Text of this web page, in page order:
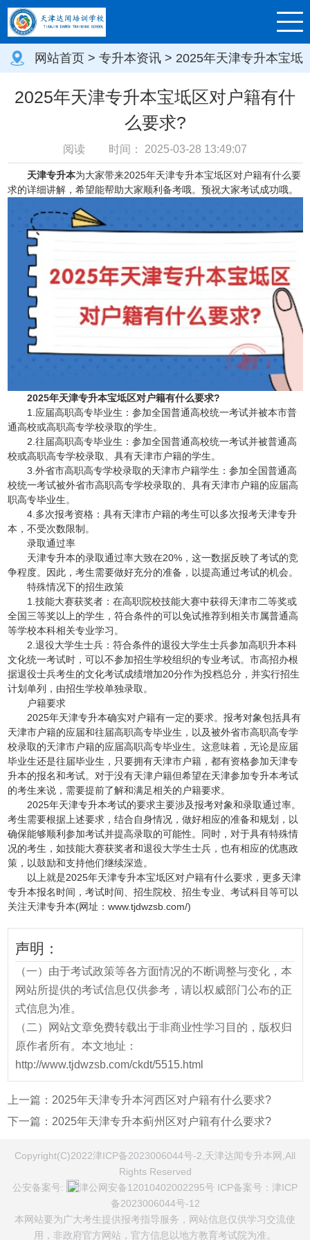
网站首页 > 专升本资讯 > 2025年天津专升本宝坻
区对户籍有什么要求?
2025年天津专升本宝坻区对户籍有什
么要求?
阅读 时间： 2025-03-28 13:49:07
天津专升本为大家带来2025年天津专升本宝坻区对户籍有什么要
求的详细讲解，希望能帮助大家顺利备考哦。预祝大家考试成功哦。
2025年天津专升本宝坻区对户籍有什么要求?
1.应届高职高专毕业生：参加全国普通高校统一考试并被本市普
通高校或高职高专学校录取的学生。
2.往届高职高专毕业生：参加全国普通高校统一考试并被普通高
校或高职高专学校录取、具有天津市户籍的学生。
3.外省市高职高专学校录取的天津市户籍学生：参加全国普通高
校统一考试被外省市高职高专学校录取的、具有天津市户籍的应届高
职高专毕业生。
4.多次报考资格：具有天津市户籍的考生可以多次报考天津专升
本，不受次数限制。
录取通过率
天津专升本的录取通过率大致在20%，这一数据反映了考试的竞
争程度。因此，考生需要做好充分的准备，以提高通过考试的机会。
特殊情况下的招生政策
1.技能大赛获奖者：在高职院校技能大赛中获得天津市二等奖或
全国三等奖以上的学生，符合条件的可以免试推荐到相关市属普通高
等学校本科相关专业学习。
2.退役大学生士兵：符合条件的退役大学生士兵参加高职升本科
文化统一考试时，可以不参加招生学校组织的专业考试。市高招办根
据退役士兵考生的文化考试成绩增加20分作为投档总分，并实行招生
计划单列，由招生学校单独录取。
户籍要求
2025年天津专升本确实对户籍有一定的要求。报考对象包括具有
天津市户籍的应届和往届高职高专毕业生，以及被外省市高职高专学
校录取的天津市户籍的应届高职高专毕业生。这意味着，无论是应届
毕业生还是往届毕业生，只要拥有天津市户籍，都有资格参加天津专
升本的报名和考试。对于没有天津户籍但希望在天津参加专升本考试
的考生来说，需要提前了解和满足相关的户籍要求。
2025年天津专升本考试的要求主要涉及报考对象和录取通过率。
考生需要根据上述要求，结合自身情况，做好相应的准备和规划，以
确保能够顺利参加考试并提高录取的可能性。同时，对于具有特殊情
况的考生，如技能大赛获奖者和退役大学生士兵，也有相应的优惠政
策，以鼓励和支持他们继续深造。
以上就是2025年天津专升本宝坻区对户籍有什么要求，更多天津
专升本报名时间，考试时间、招生院校、招生专业、考试科目等可以
关注天津专升本(网址：www.tjdwzsb.com/)
声明：
（一）由于考试政策等各方面情况的不断调整与变化，本
网站所提供的考试信息仅供参考，请以权威部门公布的正
式信息为准。
（二）网站文章免费转载出于非商业性学习目的，版权归
原作者所有。本文地址：
http://www.tjdwzsb.com/ckdt/5515.html
上一篇： 2025年天津专升本河西区对户籍有什么要求?
下一篇： 2025年天津专升本蓟州区对户籍有什么要求?
Copyright(C)2022津ICP备2023006044号-2,天津达闻专升本网,All
Rights Reserved
公安备案号:
津公网安备12010402002295号 ICP备案号： 津ICP
备2023006044号-12
本网站要为广大考生提供报考指导服务，网站信息仅供学习交流使
用，非政府官方网站，官方信息以地方教育考试院为准。